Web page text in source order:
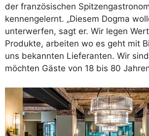
der französischen
kennengelernt. „Diesem Dogma
unterwerfen, sagt er. Wir legen
Produkte, arbeiten wo es geht mit
uns bekannten Lieferanten. Wir
möchten Gäste von 18 bis 80